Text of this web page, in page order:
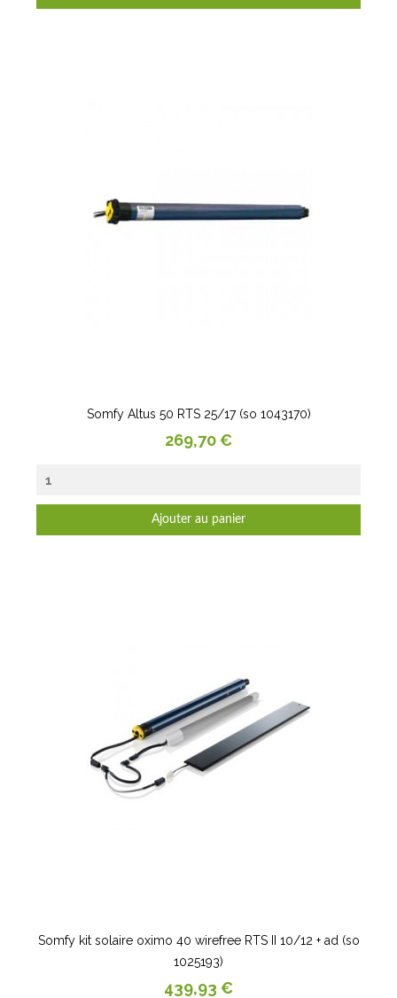
Somfy Altus 50 RTS 25/17 (so 1043170)
Prix
269,70 €
Ajouter au panier
Somfy kit solaire oximo 40 wirefree RTS II 10/12 + ad (so
1025193)
Prix
439,93 €